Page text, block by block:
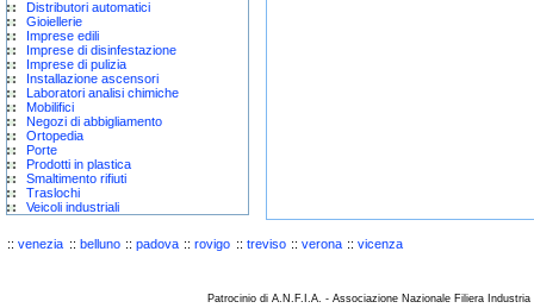
Distributori automatici
Gioiellerie
Imprese edili
Imprese di disinfestazione
Imprese di pulizia
Installazione ascensori
Laboratori analisi chimiche
Mobilifici
Negozi di abbigliamento
Ortopedia
Porte
Prodotti in plastica
Smaltimento rifiuti
Traslochi
Veicoli industriali
:: venezia :: belluno :: padova :: rovigo :: treviso :: verona :: vicenza
Patrocinio di A.N.F.I.A. - Associazione Nazionale Filiera